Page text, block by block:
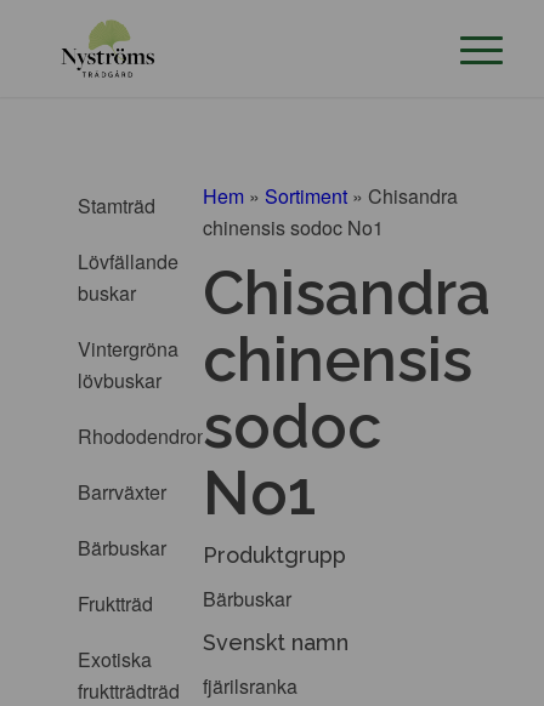
Stamträd
Lövfällande
buskar
Vintergröna
lövbuskar
Rhododendron
Barrväxter
Bärbuskar
Fruktträd
Exotiska
fruktträdträd
Hem » Sortiment » Chisandra
chinensis sodoc No1
Chisandra
chinensis
sodoc
No1
Produktgrupp
Bärbuskar
Svenskt namn
fjärilsranka